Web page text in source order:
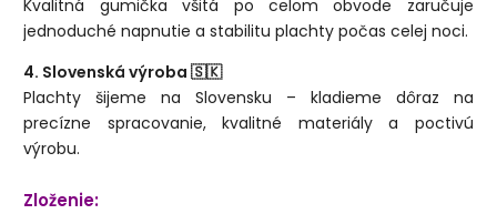
Kvalitná gumička všitá po celom obvode zaručuje
jednoduché napnutie a stabilitu plachty počas celej noci.
4. Slovenská výroba 🇸🇰
Plachty šijeme na Slovensku – kladieme dôraz na
precízne spracovanie, kvalitné materiály a poctivú
výrobu.
Zloženie: